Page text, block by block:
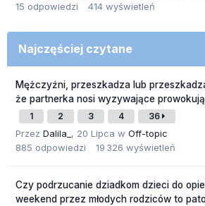
15 odpowiedzi 414 wyświetleń
Najczęściej czytane
Mężczyźni, przeszkadza lub
że partnerka nosi wyzywające
1 2 3 4 36
Przez Dalila_ , 20 Lipca w Off-topic
885 odpowiedzi 19 326 wyświetleń
Czy podrzucanie dziadkom dzieci do
weekend przez młodych rodziców to